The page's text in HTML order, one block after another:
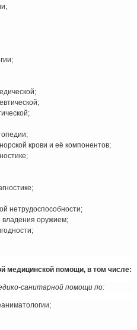
крови и её компонентов;
нетрудоспособности;
владения оружием;
медицинской помощи, в том числе:
санитарной помощи по: